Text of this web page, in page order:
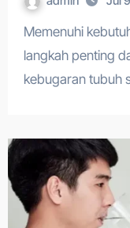
Memenuhi kebutuhan protein harian merupakan
langkah penting
kebugaran tubuh